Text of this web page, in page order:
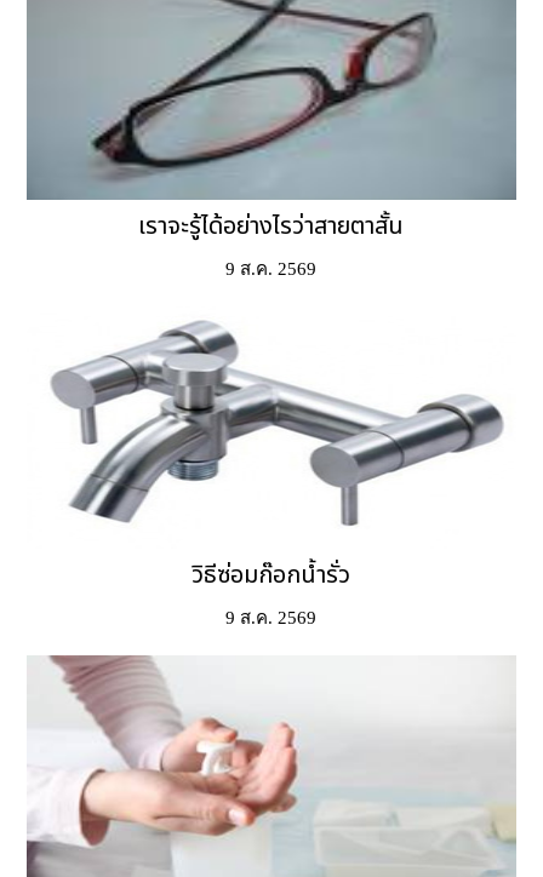
เราจะรู้ได้อย่างไรว่าสายตาสั้น
9 ส.ค. 2569
วิธีซ่อมก๊อกน้ำรั่ว
9 ส.ค. 2569